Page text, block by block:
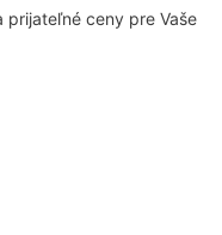
prijateľné ceny pre Vaše